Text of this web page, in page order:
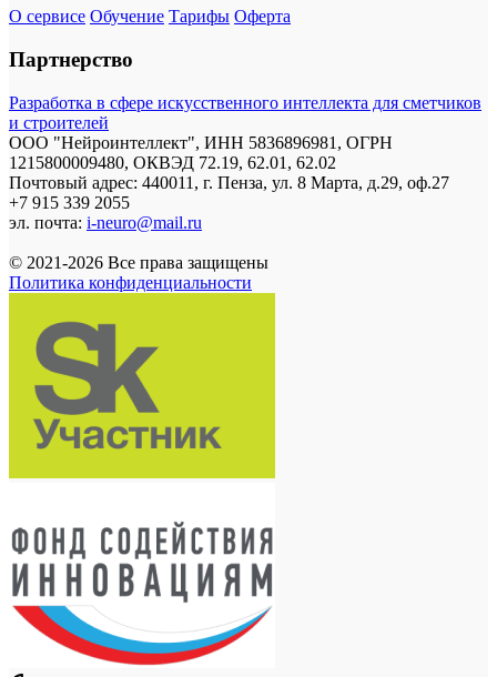
О сервисе Обучение Тарифы Оферта
Партнерство
Разработка в сфере искусственного интеллекта для сметчиков
и строителей
ООО "Нейроинтеллект", ИНН 5836896981, ОГРН
1215800009480, ОКВЭД 72.19, 62.01, 62.02
Почтовый адрес: 440011, г. Пенза, ул. 8 Марта, д.29, оф.27
+7 915 339 2055
эл. почта: i-neuro@mail.ru
© 2021-2026 Все права защищены
Политика конфиденциальности